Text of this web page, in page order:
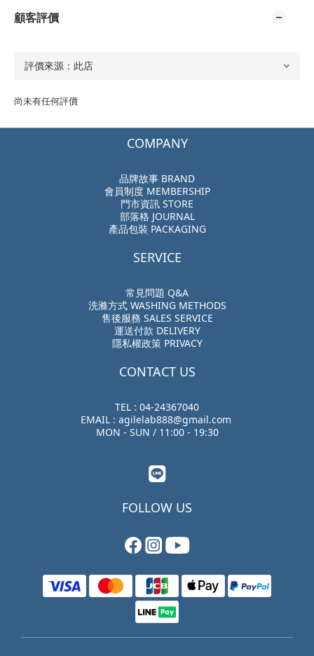
顧客評價
尚未有任何評價
COMPANY
品牌故事 BRAND
會員制度 MEMBERSHIP
門市資訊 STORE
部落格 JOURNAL
產品包裝 PACKAGING
SERVICE
常見問題 Q&A
洗滌方式 WASHING METHODS
售後服務 SALES SERVICE
運送付款 DELIVERY
隱私權政策 PRIVACY
CONTACT US
TEL : 04-24367040
EMAIL : agilelab888@gmail.com
MON - SUN / 11:00 - 19:30
FOLLOW US